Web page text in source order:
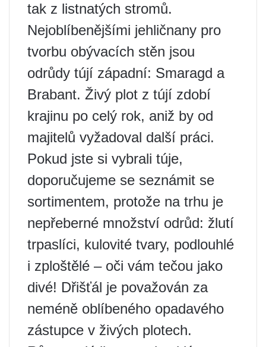
tak z listnatých stromů.
Nejoblíbenějšími jehličnany pro
tvorbu obývacích stěn jsou
odrůdy tújí západní: Smaragd a
Brabant. Živý plot z tújí zdobí
krajinu po celý rok, aniž by od
majitelů vyžadoval další práci.
Pokud jste si vybrali túje,
doporučujeme se seznámit se
sortimentem, protože na trhu je
nepřeberné množství odrůd: žlutí
trpaslíci, kulovité tvary, podlouhlé
i zploštělé – oči vám tečou jako
divé! Dřišťál je považován za
neméně oblíbeného opadavého
zástupce v živých plotech.